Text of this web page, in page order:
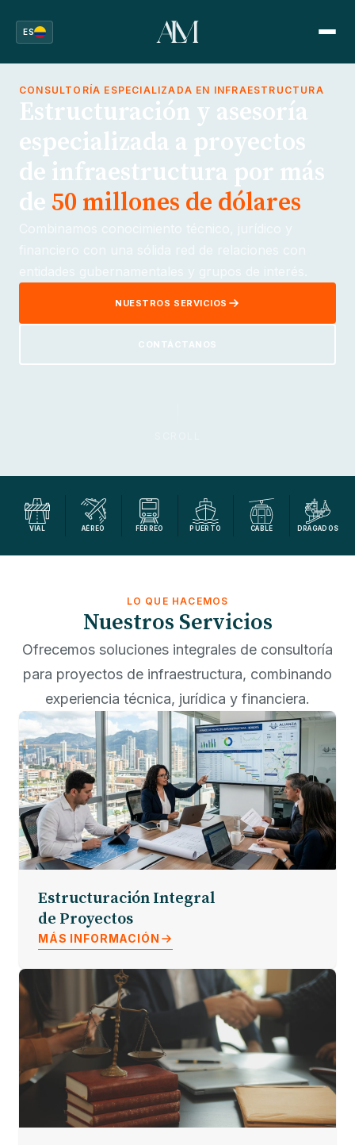
ES
CONSULTORÍA ESPECIALIZADA EN INFRAESTRUCTURA
Estructuración y asesoría
especializada a proyectos
de infraestructura por más
de 50 millones de dólares
NUESTROS SERVICIOS
CONTÁCTANOS
VIAL AÉREO FÉRREO PUERTO CABLE DRAGADOS
LO QUE HACEMOS
Nuestros Servicios
Ofrecemos soluciones integrales de consultoría
para proyectos de infraestructura, combinando
experiencia técnica, jurídica y financiera.
Estructuración Integral
de Proyectos
MÁS INFORMACIÓN